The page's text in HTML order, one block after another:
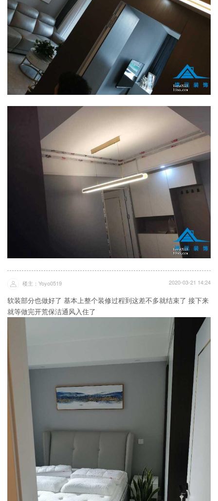
楼主：Yoyo0519 2020-03-21 14:24
软装部分也做好了 基本上整个装修过程到这差不多就结束了 接下来
就等做完开荒保洁通风入住了